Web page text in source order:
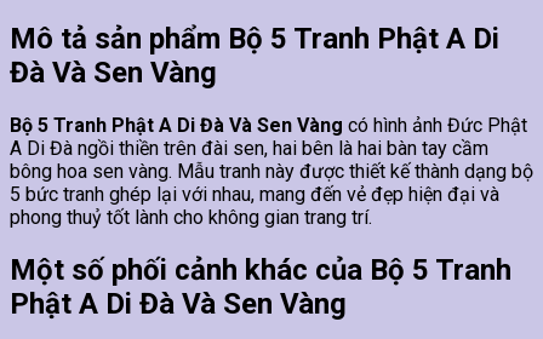
Mô tả sản phẩm Bộ 5 Tranh Phật A Di
Đà Và Sen Vàng
Bộ 5 Tranh Phật A Di Đà Và Sen Vàng có hình ảnh Đức Phật
A Di Đà ngồi thiền trên đài sen, hai bên là hai bàn tay cầm
bông hoa sen vàng. Mẫu tranh này được thiết kế thành dạng bộ
5 bức tranh ghép lại với nhau, mang đến vẻ đẹp hiện đại và
phong thuỷ tốt lành cho không gian trang trí.
Một số phối cảnh khác của Bộ 5 Tranh
Phật A Di Đà Và Sen Vàng